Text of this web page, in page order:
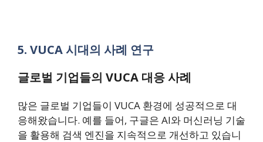
5. VUCA 시대의 사례 연구
글로벌 기업들의 VUCA 대응 사례
많은 글로벌 기업들이 VUCA 환경에 성공적으로 대
응해왔습니다. 예를 들어, 구글은 AI와 머신러닝 기술
을 활용해 검색 엔진을 지속적으로 개선하고 있습니